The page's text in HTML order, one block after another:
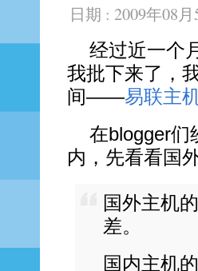
日期 : 2009年08月
经过近一个
我批下来了，
间——易联主
在blogger们
内，先看看国
国外主机
差。
国内主机